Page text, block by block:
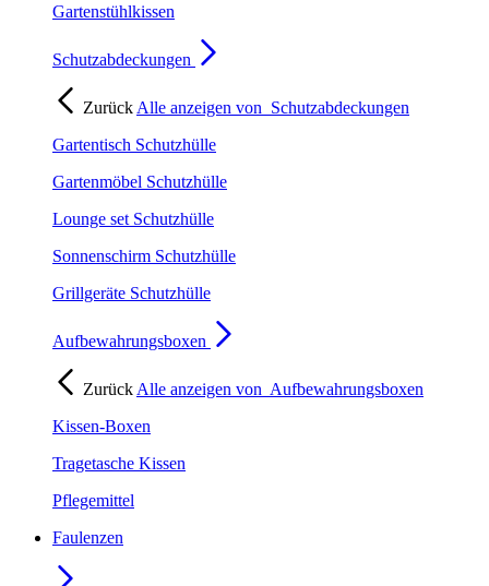
Gartenstühlkissen
Schutzabdeckungen
Zurück Alle anzeigen von Schutzabdeckungen
Gartentisch Schutzhülle
Gartenmöbel Schutzhülle
Lounge set Schutzhülle
Sonnenschirm Schutzhülle
Grillgeräte Schutzhülle
Aufbewahrungsboxen
Zurück Alle anzeigen von Aufbewahrungsboxen
Kissen-Boxen
Tragetasche Kissen
Pflegemittel
Faulenzen